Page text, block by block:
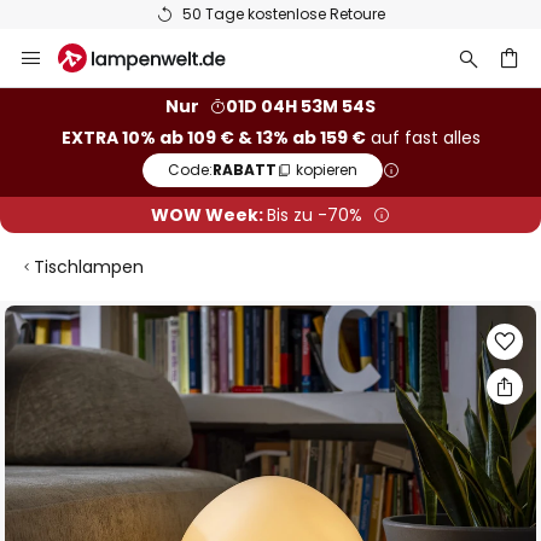
50 Tage kostenlose Retoure
Inhalt
Nur
01D 04H 53M 53S
EXTRA 10% ab 109 € & 13% ab 159 €auf fast alles
Code:RABATT kopieren
WOW Week:Bis zu -70%
Tischlampen
Zum
Ende
Bildgalerie
springen